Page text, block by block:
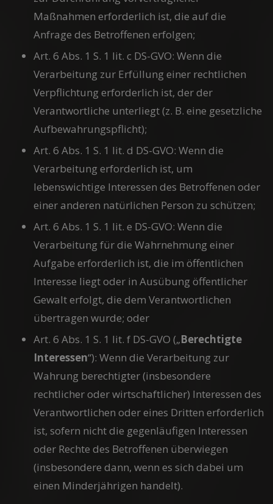
Maßnahmen erforderlich ist, die auf die
Anfrage des Betroffenen erfolgen;
Art. 6 Abs. 1 S. 1 lit. c DS-GVO: Wenn die
Verarbeitung zur Erfüllung einer rechtlichen
Verpflichtung erforderlich ist, der der
Verantwortliche unterliegt (z. B. eine gesetzliche
Aufbewahrungspflicht);
Art. 6 Abs. 1 S. 1 lit. d DS-GVO: Wenn die
Verarbeitung erforderlich ist, um
lebenswichtige Interessen des Betroffenen oder
einer anderen natürlichen Person zu schützen;
Art. 6 Abs. 1 S. 1 lit. e DS-GVO: Wenn die
Verarbeitung für die Wahrnehmung einer
Aufgabe erforderlich ist, die im öffentlichen
Interesse liegt oder in Ausübung öffentlicher
Gewalt erfolgt, die dem Verantwortlichen
übertragen wurde; oder
Art. 6 Abs. 1 S. 1 lit. f DS-GVO („Berechtigte
Interessen“): Wenn die Verarbeitung zur
Wahrung berechtigter (insbesondere
rechtlicher oder wirtschaftlicher) Interessen des
Verantwortlichen oder eines Dritten erforderlich
ist, sofern nicht die gegenläufigen Interessen
oder Rechte des Betroffenen überwiegen
(insbesondere dann, wenn es sich dabei um
einen Minderjährigen handelt).